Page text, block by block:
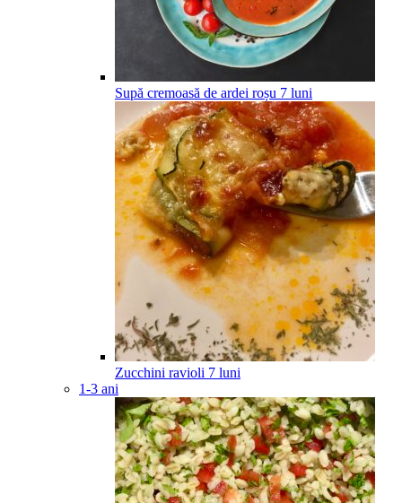
Supă cremoasă de ardei roșu 7 luni
Zucchini ravioli 7 luni
1-3 ani